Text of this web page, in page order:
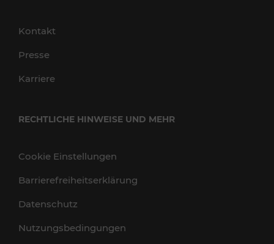
Kontakt
Presse
Karriere
RECHTLICHE HINWEISE UND MEHR
Cookie Einstellungen
Barrierefreiheitserklärung
Datenschutz
Nutzungsbedingungen